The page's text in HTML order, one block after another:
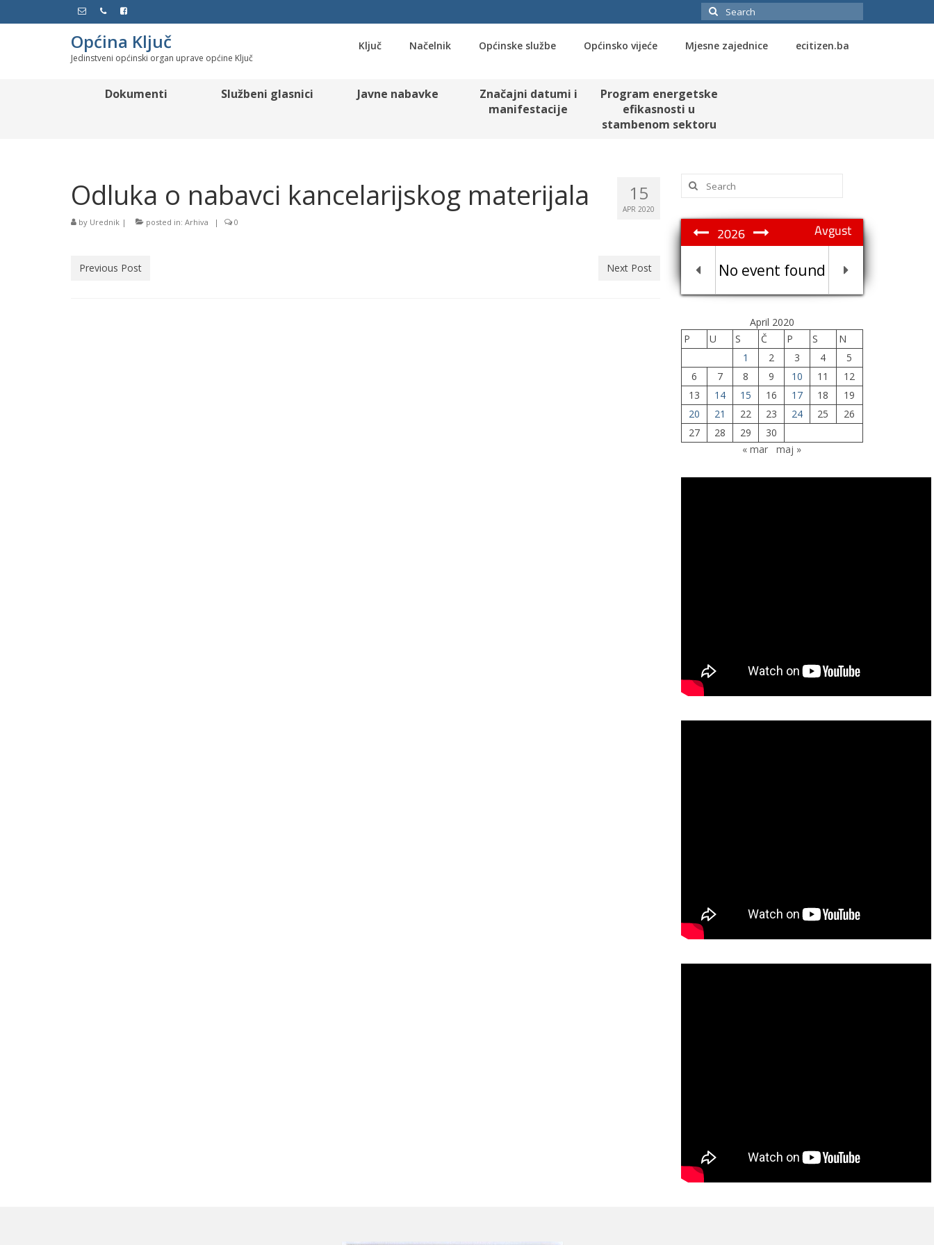
Search
for:
Općina Ključ
Jedinstveni općinski organ uprave općine Ključ
Ključ Načelnik Općinske službe Općinsko vijeće Mjesne zajednice ecitizen.ba
Dokumenti Službeni glasnici Javne nabavke
Značajni datumi i
manifestacije
Program energetske
efikasnosti u
stambenom sektoru
15
APR 2020
Odluka o nabavci kancelarijskog materijala
by Urednik | posted in: Arhiva | 0
Previous Post Next Post
Search
for:
Avgust
2026
No event found
April 2020
P
U S Č P S
N
1
2 3 4
5
6
7 8 9 10 11
12
13
14 15 16 17 18
19
20
21 22 23 24 25
26
27
28 29
30
« mar
maj »